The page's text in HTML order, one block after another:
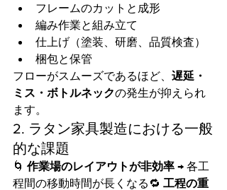
フレームのカットと成形
編み作業と組み立て
仕上げ（塗装、研磨、品質検査）
梱包と保管
フローがスムーズであるほど、 遅延・
ミス・ボトルネックの発生が抑えられ
ます。
2. ラタン家具製造における一般
的な課題
🌀 作業場のレイアウトが非効率 → 各工
程間の移動時間が長くなる🔁 工程の重